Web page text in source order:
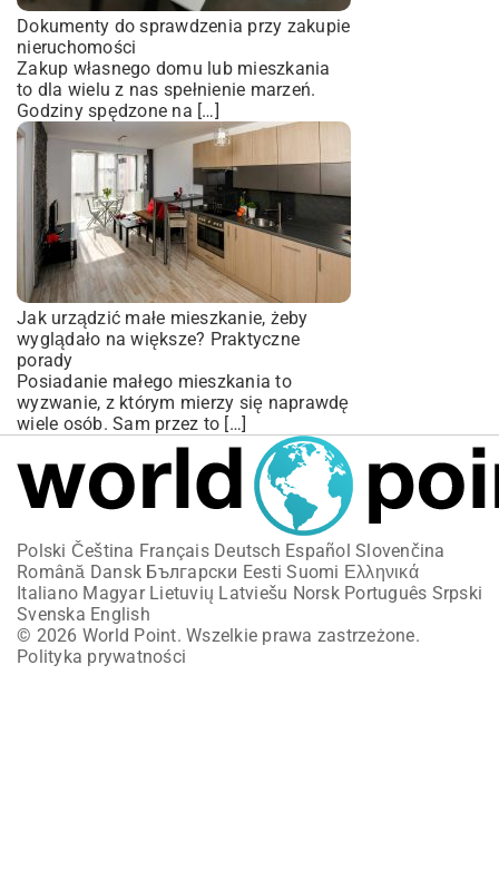
Dokumenty do sprawdzenia przy zakupie
nieruchomości
Zakup własnego domu lub mieszkania
to dla wielu z nas spełnienie marzeń.
Godziny spędzone na […]
Jak urządzić małe mieszkanie, żeby
wyglądało na większe? Praktyczne
porady
Posiadanie małego mieszkania to
wyzwanie, z którym mierzy się naprawdę
wiele osób. Sam przez to […]
Polski Čeština Français Deutsch Español Slovenčina
Română Dansk Български Eesti Suomi Ελληνικά
Italiano Magyar Lietuvių Latviešu Norsk Português Srpski
Svenska English
© 2026 World Point. Wszelkie prawa zastrzeżone.
Polityka prywatności